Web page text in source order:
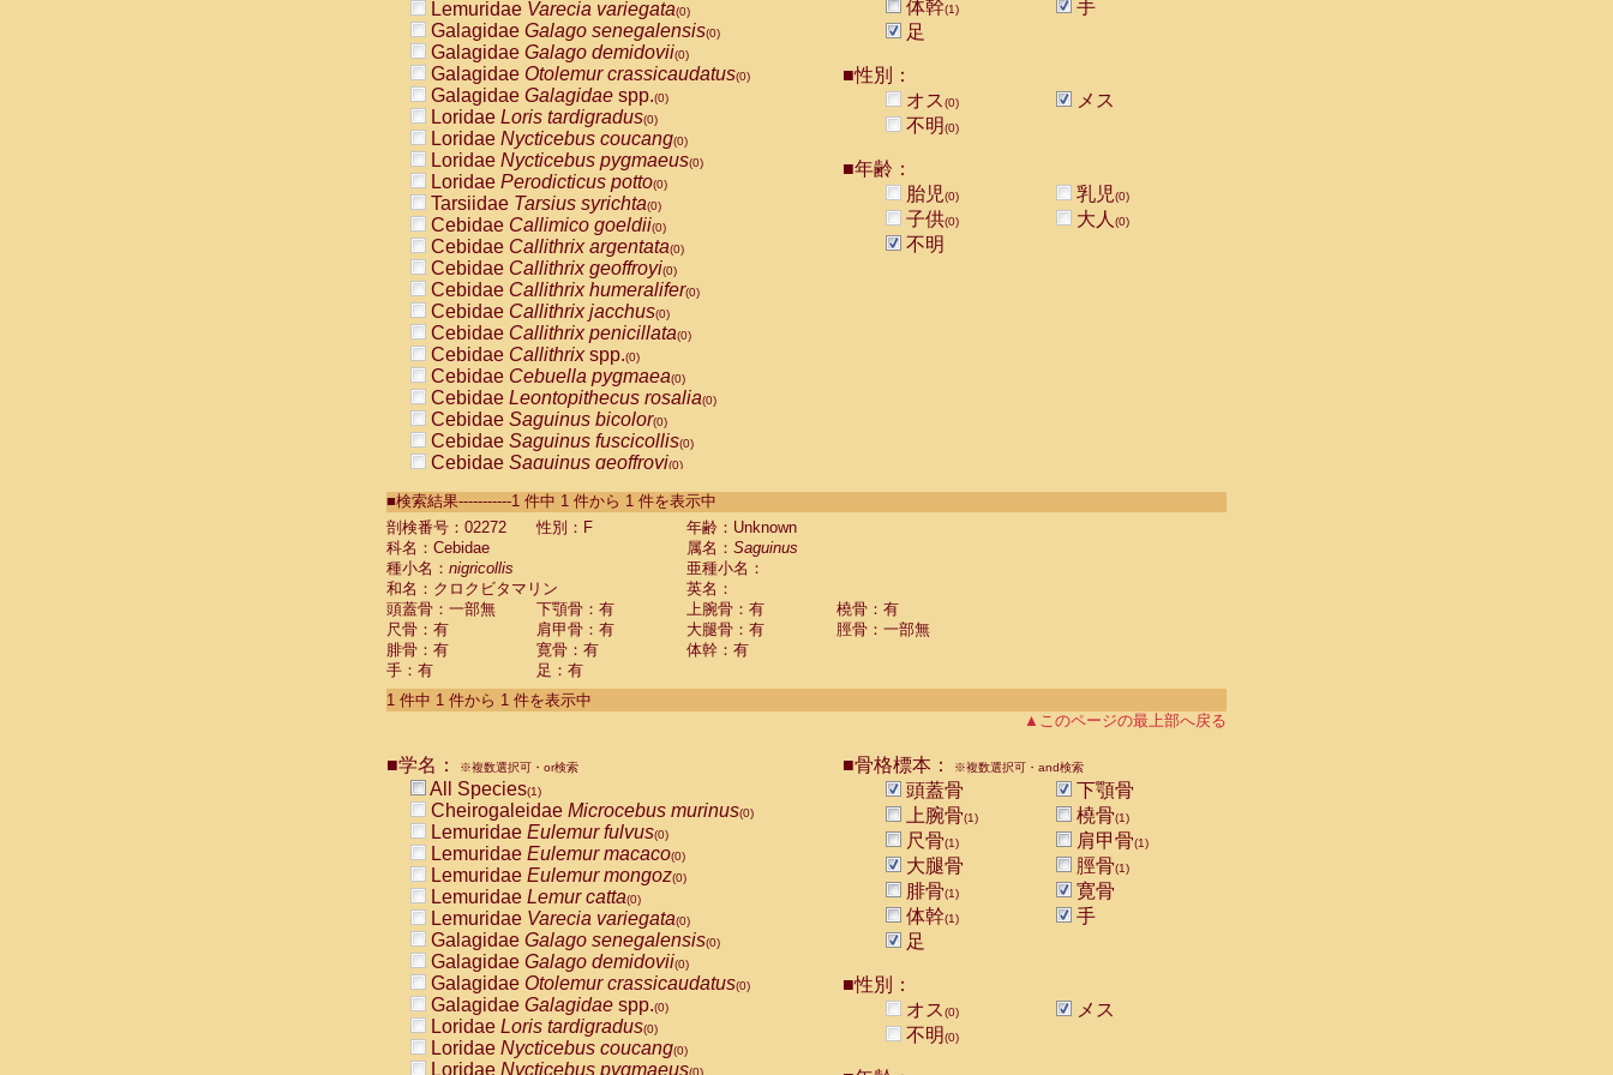
Lemuridae Varecia variegata(0)
Galagidae Galago senegalensis(0)
Galagidae Galago demidovii(0)
Galagidae Otolemur crassicaudatus(0)
Galagidae Galagidae spp.(0)
Loridae Loris tardigradus(0)
Loridae Nycticebus coucang(0)
Loridae Nycticebus pygmaeus(0)
Loridae Perodicticus potto(0)
Tarsiidae Tarsius syrichta(0)
Cebidae Callimico goeldii(0)
Cebidae Callithrix argentata(0)
Cebidae Callithrix geoffroyi(0)
Cebidae Callithrix humeralifer(0)
Cebidae Callithrix jacchus(0)
Cebidae Callithrix penicillata(0)
Cebidae Callithrixspp.(0)
Cebidae Cebuella pygmaea(0)
Cebidae Leontopithecus rosalia(0)
Cebidae Saguinus bicolor(0)
Cebidae Saguinus fuscicollis(0)
Cebidae Saguinus geoffroyi(0)
CebidaeSaguinus labiatus(0)
Cebidae Saguinus leucopus (0)
Cebidae
CebidaeSaguinus mystax
CebidaeSaguinus nigricollis (1)
Cebidae Saguinus oedipus
Cebidae Saguinus weddelli
Cebidae Saguinusspp.
Cebidae Aotus trivirgatus
Cebidae Cebus albifrons
CebidaeCebus nigrivittatus
CebidaeCebus
CebidaeSaimiri boliviensis(0)
CebidaeSaimiri sciureus(0)
AtelidaeAlouatta caraya(0)
AtelidaeAlouatta fusca(0)
AtelidaeAlouatta seniculus
AtelidaeAlouattaspp.(0)
AtelidaeAteles belzebuth(0)
AtelidaeAteles geoffroyi(0)
AtelidaeAteles paniscus(0)
AtelidaeAtelesspp.(0)
Atelidae Lagothrix lagothricha
AtelidaeLagothrix lagothricha cana
PitheciidaeCacajao calvus rubicundus
体幹(1)
手
足
■性別：
オス(0)
メス
不明(0)
■年齢：
胎児(0) 乳児(0)
子供(0) 大人 (0)
不明
■検索結果-----------1 件中 1 件から 1 件を表示中
剖検番号：02272
性別：F
年齢：Unknown
科名：Cebidae
属名： Saguinus
種小名： nigricollis
亜種小名：
和名：クロクビタマリン
英名：
頭蓋骨：一部無
下顎骨：有 上腕骨：有
橈骨：有
尺骨：有
肩甲骨：有 大腿骨：有
脛骨：一部無
腓骨：有
寛骨：有
体幹：有
手：有
足：有
1 件中 1 件から 1 件を表示中
▲このページの最上部へ戻る
■学名： ※複数選択可・or検索
All Species(1)
Cheirogaleidae Microcebus murinus(0)
Lemuridae Eulemur fulvus(0)
Lemuridae Eulemur macaco(0)
Lemuridae Eulemur mongoz(0)
Lemuridae Lemur catta(0)
Lemuridae Varecia variegata(0)
Galagidae Galago senegalensis(0)
Galagidae Galago demidovii(0)
Galagidae Otolemur crassicaudatus(0)
Galagidae Galagidae spp.(0)
Loridae Loris tardigradus(0)
Loridae Nycticebus coucang(0)
Loridae Nycticebus pygmaeus(0)
■骨格標本： ※複数選択可・and検索
頭蓋骨
下顎骨
上腕骨(1) 橈骨(1)
尺骨(1) 肩甲骨(1)
大腿骨 脛骨(1)
腓骨(1)
寛骨
体幹(1)
手
足
■性別：
オス(0)
メス
不明(0)